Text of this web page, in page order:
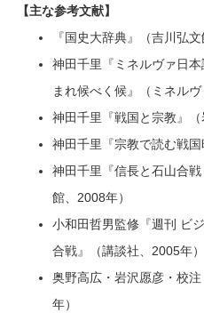
【主な参考文献】
『国史大辞典』（吉川弘文
神田千里『ミネルヴァ日
まれ候べく候』（ミネルヴ
神田千里『戦国と宗教』（
神田千里『宗教で読む戦国
神田千里『信長と石山合
館、2008年）
小和田哲男監修『週刊 ビ
合戦』（講談社、2005年）
奥野高広・岩沢愿彦・校
年）